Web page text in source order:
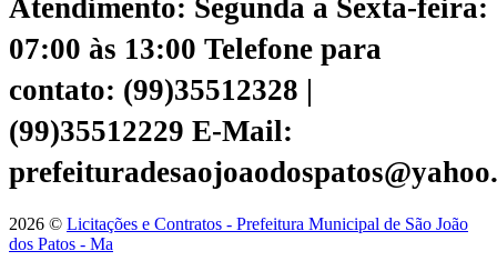
Atendimento: Segunda a Sexta-feira:
07:00 às 13:00 Telefone para
contato: (99)35512328 |
(99)35512229 E-Mail:
2026 © Licitações e Contratos - Prefeitura Municipal de São João
dos Patos - Ma